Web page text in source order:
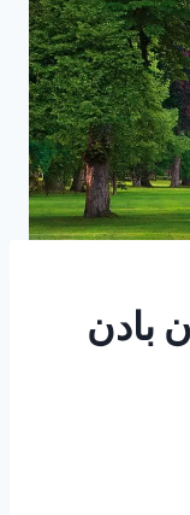
بادن